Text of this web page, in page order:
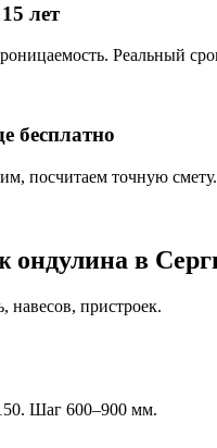
лет
Реальный
бесплатно
посчитаем точную смету.
ондулина в
навесов, пристроек.
Шаг 600–900 мм.